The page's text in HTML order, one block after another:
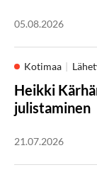
05.08.2026
Kotimaa
Heikki
julistaminen
21.07.2026